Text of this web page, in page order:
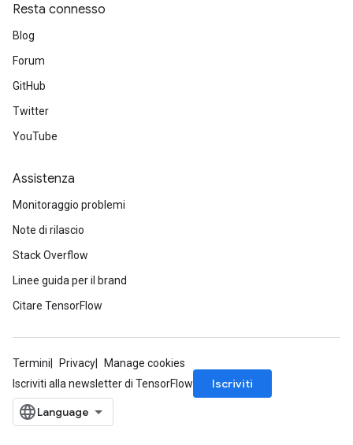
Resta connesso
Blog
Forum
GitHub
Twitter
YouTube
Assistenza
Monitoraggio problemi
Note di rilascio
Stack Overflow
Linee guida per il brand
Citare TensorFlow
Termini Privacy
Manage cookies
Iscriviti alla newsletter di TensorFlow
Iscriviti